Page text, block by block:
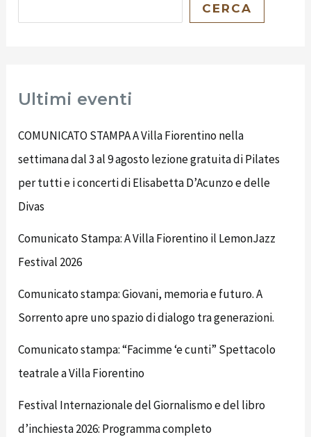
CERCA
Ultimi eventi
COMUNICATO STAMPA A Villa Fiorentino nella
settimana dal 3 al 9 agosto lezione gratuita di Pilates
per tutti e i concerti di Elisabetta D’Acunzo e delle
Divas
Comunicato Stampa: A Villa Fiorentino il LemonJazz
Festival 2026
Comunicato stampa: Giovani, memoria e futuro. A
Sorrento apre uno spazio di dialogo tra generazioni.
Comunicato stampa: “Facimme ‘e cunti” Spettacolo
teatrale a Villa Fiorentino
Festival Internazionale del Giornalismo e del libro
d’inchiesta 2026: Programma completo